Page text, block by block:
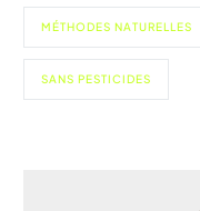
MÉTHODES NATURELLES
SANS PESTICIDES